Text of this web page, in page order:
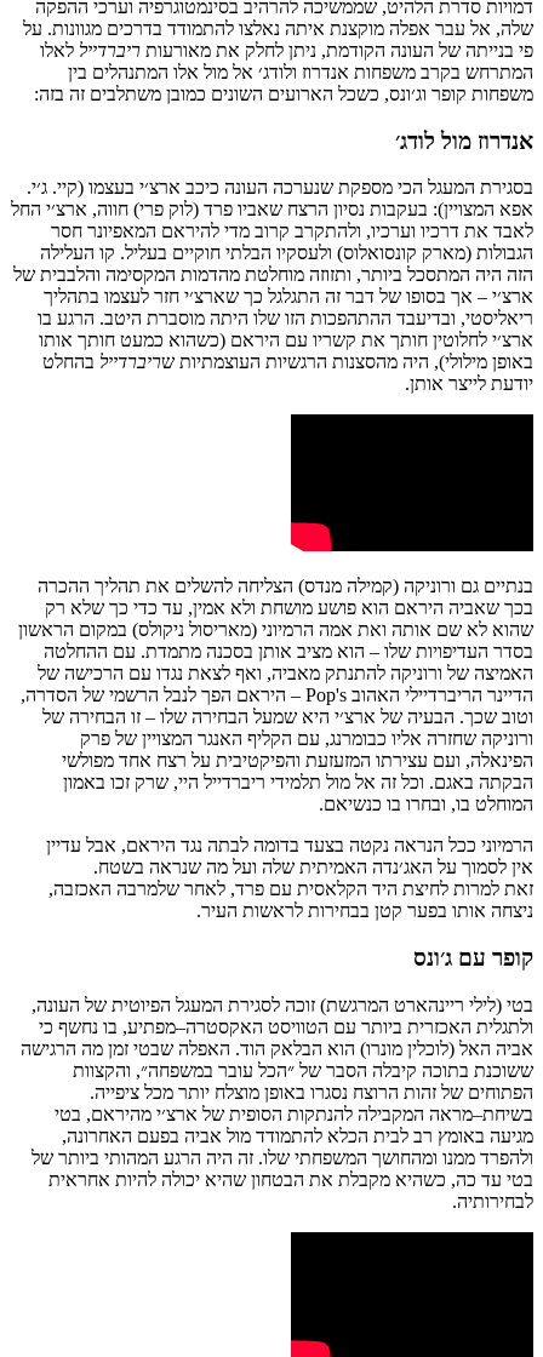
דמויות סדרת הלהיט, שממשיכה להרהיב בסינמטוגרפיה וערכי ההפקה
שלה, אל עבר אפלה מוקצנת איתה נאלצו להתמודד בדרכים מגוונות. על
פי בנייתה של העונה הקודמת, ניתן לחלק את מאורעות ריברדייל לאלו
המתרחש בקרב משפחות אנדרוז ולודג׳ אל מול אלו המתנהלים בין
משפחות קופר וג׳ונס, כשכל הארועים השונים כמובן משתלבים זה בזה:
אנדרוז מול לודג׳
בסגירת המעגל הכי מספקת שנערכה העונה כיכב ארצ׳י בעצמו (קיי. ג׳י.
אפא המצויין): בעקבות נסיון הרצח שאביו פרד (לוק פרי) חווה, ארצ׳י החל
לאבד את דרכיו וערכיו, ולהתקרב קרוב מדי להיראם המאפיונר חסר
הגבולות (מארק קונסואלוס) ולעסקיו הבלתי חוקיים בעליל. קו העלילה
הזה היה המתסכל ביותר, ותזוזה מוחלטת מהדמות המקסימה והלבבית של
ארצ׳י – אך בסופו של דבר זה התגלגל כך שארצ׳י חזר לעצמו בתהליך
ריאליסטי, ובדיעבד ההתהפכות הזו שלו היתה מוסברת היטב. הרגע בו
ארצ׳י לחלוטין חותך את קשריו עם היראם (כשהוא כמעט חותך אותו
באופן מילולי), היה מהסצנות הרגשיות העוצמתיות שריברדייל בהחלט
יודעת לייצר אותן.
בנתיים גם ורוניקה (קמילה מנדס) הצליחה להשלים את תהליך ההכרה
בכך שאביה היראם הוא פושע מושחת ולא אמין, עד כדי כך שלא רק
שהוא לא שם אותה ואת אמה הרמיוני (מאריסול ניקולס) במקום הראשון
בסדר העדיפויות שלו – הוא מציב אותן בסכנה מתמדת. עם ההחלטה
האמיצה של ורוניקה להתנתק מאביה, ואף לצאת נגדו עם הרכישה של
הדיינר הריברדיילי האהוב היראם הפך לנבל הרשמי של הסדרה,
וטוב שכך. הבעיה של ארצ׳י היא שמעל הבחירה שלו – זו הבחירה של
ורוניקה שחזרה אליו כבומרנג, עם הקליף האנגר המצויין של פרק
הפינאלה, ועם עצירתו המזעזעת והפיקטיבית על רצח אחד מפולשי
הבקתה באגם. וכל זה אל מול תלמידי ריברדייל היי, שרק זכו באמון
המוחלט בו, ובחרו בו כנשיאם.
הרמיוני ככל הנראה נקטה בצעד בדומה לבתה נגד היראם, אבל עדיין
אין לסמוך על האג׳נדה האמיתית שלה ועל מה שנראה בשטח.
זאת למרות לחיצת היד הקלאסית עם פרד, לאחר שלמרבה האכזבה,
ניצחה אותו בפער קטן בבחירות לראשות העיר.
קופר עם ג׳ונס
בטי (לילי ריינהארט המרגשת) זוכה לסגירת המעגל הפיוטית של העונה,
ולתגלית האכזרית ביותר עם הטוויסט האקסטרה–מפתיע, בו נחשף כי
אביה האל (לוכלין מונרו) הוא הבלאק הוד. האפלה שבטי זמן מה הרגישה
ששוכנת בתוכה קיבלה הסבר של ״הכל עובר במשפחה״, והקצוות
הפתוחים של זהות הרוצח נסגרו באופן מוצלח יותר מכל ציפייה.
בשיחת–מראה המקבילה להנתקות הסופית של ארצ׳י מהיראם, בטי
מגיעה באומץ רב לבית הכלא להתמודד מול אביה בפעם האחרונה,
ולהפרד ממנו ומהחושך המשפחתי שלו. זה היה הרגע המהותי ביותר של
בטי עד כה, כשהיא מקבלת את הבטחון שהיא יכולה להיות אחראית
לבחירותיה.